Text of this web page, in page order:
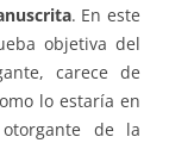
. En este
objetiva del
carece de
lo estaría en
de la